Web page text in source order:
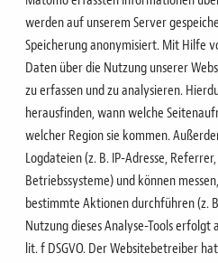
werden auf unserem Server
Speicherung anonymisiert. Mit Hilfe
Daten über die Nutzung unserer
zu erfassen und zu analysieren.
herausfinden, wann welche
welcher Region sie kommen.
Logdateien (z. B. IP-Adresse,
Betriebssysteme) und können
bestimmte Aktionen durchführen (z.
Nutzung dieses Analyse-Tools erfolgt
lit. f DSGVO. Der Websitebetreiber